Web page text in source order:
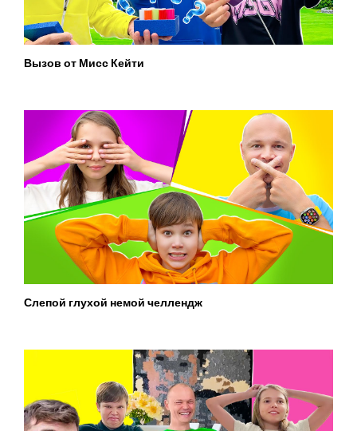
Вызов от Мисс Кейти
Слепой глухой немой челлендж